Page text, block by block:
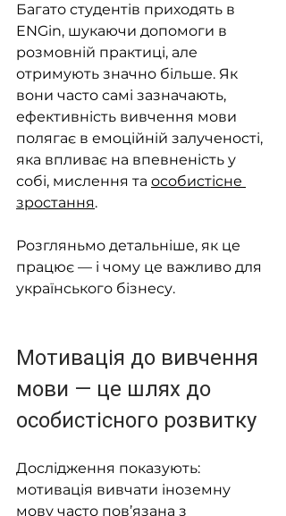
Багато студентів приходять в
ENGin, шукаючи допомоги в
розмовній практиці, але
отримують значно більше. Як
вони часто самі зазначають,
ефективність вивчення мови
полягає в емоційній залученості,
яка впливає на впевненість у
собі, мислення та особистісне
зростання.
Розгляньмо детальніше, як це
працює — і чому це важливо для
українського бізнесу.
Мотивація до вивчення
мови — це шлях до
особистісного розвитку
Дослідження показують:
мотивація вивчати іноземну
мову часто пов’язана з